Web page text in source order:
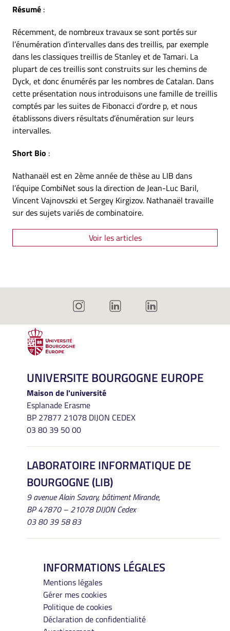
Résumé :
Récemment, de nombreux travaux se sont portés sur
l’énumération d’intervalles dans des treillis, par exemple
dans les classiques treillis de Stanley et de Tamari. La
plupart de ces treillis sont construits sur les chemins de
Dyck, et donc énumérés par les nombres de Catalan. Dans
cette présentation nous introduisons une famille de treillis
comptés par les suites de Fibonacci d’ordre p, et nous
établissons divers résultats d’énumération sur leurs
intervalles.
Short Bio :
Nathanaël est en 2ème année de thèse au LIB dans
l’équipe CombiNet sous la direction de Jean-Luc Baril,
Vincent Vajnovszki et Sergey Kirgizov. Nathanaël travaille
sur des sujets variés de combinatoire.
Voir les articles
UNIVERSITE BOURGOGNE EUROPE
Maison de l'université
Esplanade Erasme
BP 27877 21078 DIJON CEDEX
03 80 39 50 00
LABORATOIRE INFORMATIQUE DE
BOURGOGNE (LIB)
9 avenue Alain Savary, bâtiment Mirande,
BP 47870 – 21078 DIJON Cedex
03 80 39 58 83
INFORMATIONS LÉGALES
Mentions légales
Gérer mes cookies
Politique de cookies
Déclaration de confidentialité